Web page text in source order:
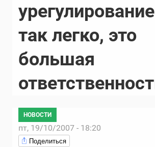
так легко, это
большая
НОВОСТИ
пт, 19/10/2007 - 18:20
Поделиться